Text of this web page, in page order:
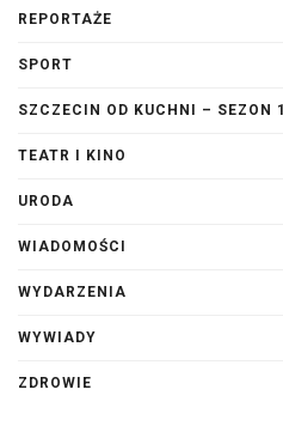
REPORTAŻE
SPORT
SZCZECIN OD KUCHNI – SEZON 1
TEATR I KINO
URODA
WIADOMOŚCI
WYDARZENIA
WYWIADY
ZDROWIE